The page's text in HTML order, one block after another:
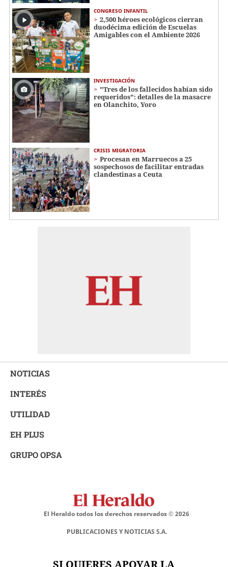
CONGRESO INFANTIL
2,500 héroes ecológicos cierran
duodécima edición de Escuelas
Amigables con el Ambiente 2026
INVESTIGACIÓN
"Tres de los fallecidos habían sido
requeridos": detalles de la masacre
en Olanchito, Yoro
CRISIS MIGRATORIA
Procesan en Marruecos a 25
sospechosos de facilitar entradas
clandestinas a Ceuta
NOTICIAS
INTERÉS
UTILIDAD
EH PLUS
GRUPO OPSA
El Heraldo todos los derechos reservados ©2026
PUBLICACIONES Y NOTICIAS S.A.